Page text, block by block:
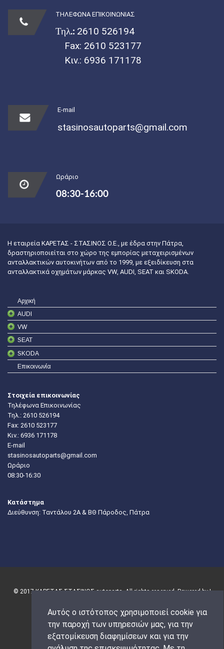
Αυτός ο ιστότοπος χρησιμοποιεί cookie για
την παροχή των υπηρεσιών μας, για την
εξατομίκευση διαφημίσεων και για την
ΤΗΛΕΦΩΝΑ ΕΠΙΚΟΙΝΩΝΙΑΣ
Τηλ.: 2610 526194
Fax: 2610 523177
Κιν.: 6936 171178
E-mail
stasinosautoparts@gmail.com
Ωράριο
08:30-16:00
Η εταιρεία ΚΑΡΕΤΑΣ - ΣΤΑΣΙΝΟΣ Ο.Ε., με έδρα στην Πάτρα,
δραστηριοποιείται στο χώρο της εμπορίας μεταχειρισμένων
ανταλλακτικών αυτοκινήτων από το 1999, με εξειδίκευση στα
ανταλλακτικά οχημάτων μάρκας VW, AUDI, SEAT και SKODA.
Αρχική
AUDI
VW
SEAT
SKODA
Επικοινωνία
Στοιχεία επικοινωνίας
Τηλέφωνα Επικοινωνίας
Τηλ.: 2610 526194
Fax: 2610 523177
Κιν.: 6936 171178
E-mail
stasinosautoparts@gmail.com
Ωράριο
08:30-16:30
Κατάστημα
Διεύθυνση: Ταντάλου 2Α & ΒΘ Πάροδος, Πάτρα
© 2017 ΚΑΡΕΤΑΣ-ΣΤΑΣΙΝΟΣ autoparts. All rights reserved. Powered by |